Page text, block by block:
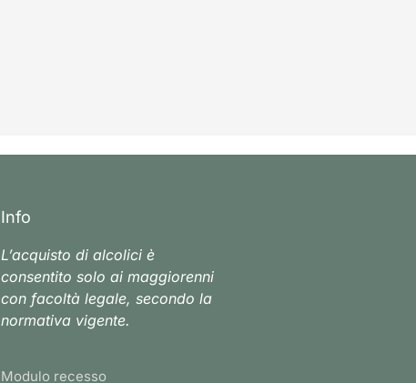
Info
L’acquisto di alcolici è
consentito solo ai maggiorenni
con facoltà legale, secondo la
normativa vigente.
Modulo recesso